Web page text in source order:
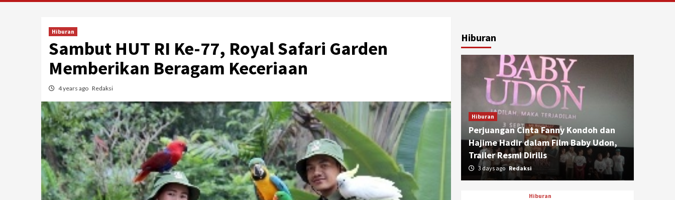
Hiburan
Sambut HUT RI Ke-77, Royal Safari Garden
Memberikan Beragam Keceriaan
4 years ago Redaksi
Hiburan
Hiburan
Perjuangan Cinta Fanny Kondoh dan
Hajime Hadir dalam Film Baby Udon,
Trailer Resmi Dirilis
3 days ago Redaksi
Hiburan